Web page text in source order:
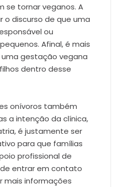
se tornar veganos. A
o discurso de que uma
ou
Afinal, é mais
gestação vegana
dentro desse
onívoros também
a intenção da clínica,
é justamente ser
para que famílias
profissional de
entrar em contato
mais informações